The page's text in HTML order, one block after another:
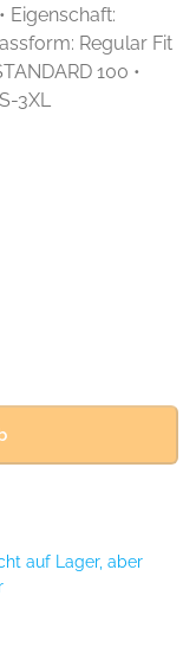
Eigenschaft:
Regular Fit
100 •
3XL
auf Lager, aber